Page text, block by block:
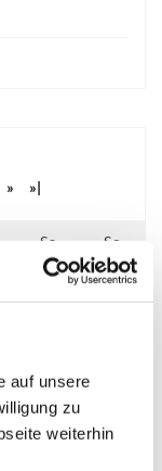
auf unsere
zu
weiterhin
» »|
Sa So
18
25 26